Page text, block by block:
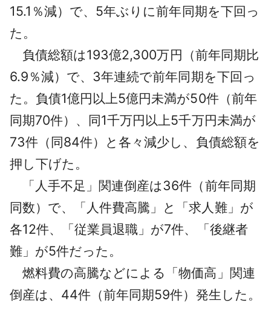
English
15.1％減）で、5年ぶりに前年同期を下回っ
た。
負債総額は193億2,300万円（前年同期比
6.9％減）で、3年連続で前年同期を下回っ
た。負債1億円以上5億円未満が50件（前年
同期70件）、同1千万円以上5千万円未満が
73件（同84件）と各々減少し、負債総額を
押し下げた。
「人手不足」関連倒産は36件（前年同期
同数）で、「人件費高騰」と「求人難」が
各12件、「従業員退職」が7件、「後継者
難」が5件だった。
燃料費の高騰などによる「物価高」関連
倒産は、44件（前年同期59件）発生した。